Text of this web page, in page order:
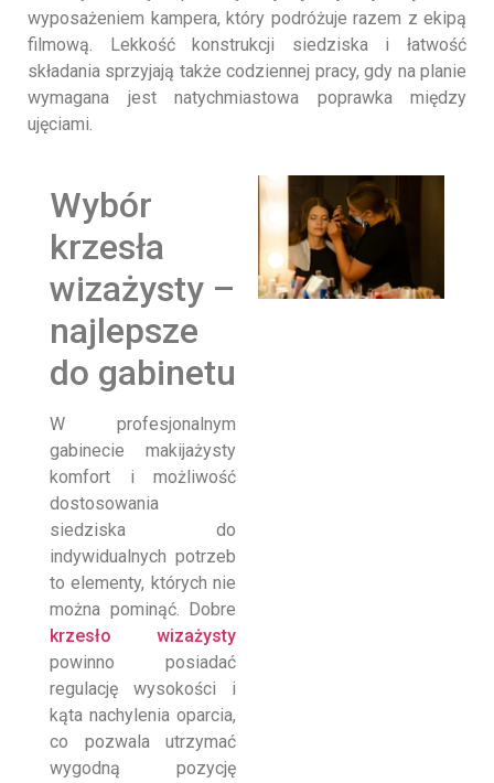
wyposażeniem kampera, który podróżuje razem z ekipą
filmową. Lekkość konstrukcji siedziska i łatwość
składania sprzyjają także codziennej pracy, gdy na planie
wymagana jest natychmiastowa poprawka między
ujęciami.
Wybór
krzesła
wizażysty –
najlepsze
do gabinetu
W profesjonalnym
gabinecie makijażysty
komfort i możliwość
dostosowania
siedziska do
indywidualnych potrzeb
to elementy, których nie
można pominąć. Dobre
krzesło wizażysty
powinno posiadać
regulację wysokości i
kąta nachylenia oparcia,
co pozwala utrzymać
wygodną pozycję